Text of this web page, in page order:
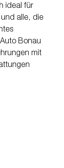
ideal für
alle, die
Bonau
mit